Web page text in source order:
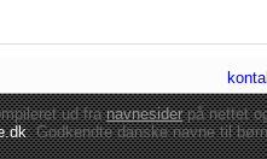
ud franavnesiderpå nettet
: Godkendte danskenavne til børn